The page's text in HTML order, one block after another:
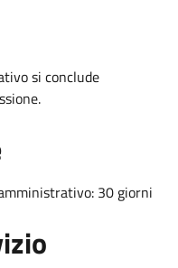
si conclude
30 giorni